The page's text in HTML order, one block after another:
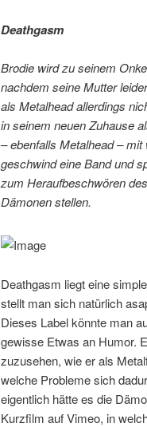
Deathgasm
Brodie wird zu seinem
nachdem seine Mutter
als Metalhead allerdings
in seinem neuen Zuhause
– ebenfalls Metalhead –
geschwind eine Band und
zum Heraufbeschwören
Dämonen stellen.
Deathgasm liegt eine
stellt man sich natürlich
Dieses Label könnte man
gewisse Etwas an Humor.
zuzusehen, wie er als
welche Probleme sich
eigentlich hätte es die
Kurzfilm auf Vimeo, in